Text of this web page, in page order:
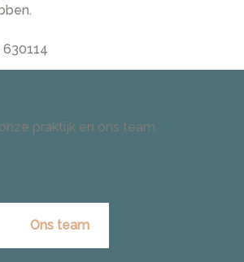
praktijk en ons team.
Ons team